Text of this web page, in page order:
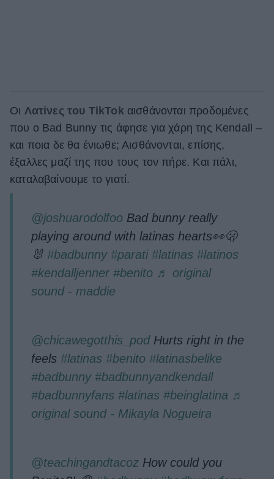
Οι Λατίνες του TikTokαισθάνονται προδομένες
που ο Bad Bunny τις άφησε για χάρη της Kendall –
και ποια δε θα ένιωθε; Αισθάνονται, επίσης,
έξαλλες μαζί της που τους τον πήρε. Και πάλι,
καταλαβαίνουμε το γιατί.
@joshuarodolfoo Bad bunny really
playing around with latinas hearts👀🫢
🐰 #badbunny #parati #latinas #latinos
#kendalljenner #benito ♬ original
sound - maddie
@chicawegotthis_podHurts right in the
feels #latinas #benito #latinasbelike
#badbunny #badbunnyandkendall
#badbunnyfans #latinas #beinglatina ♬
original sound - Mikayla Nogueira
@teachingandtacoz How could you